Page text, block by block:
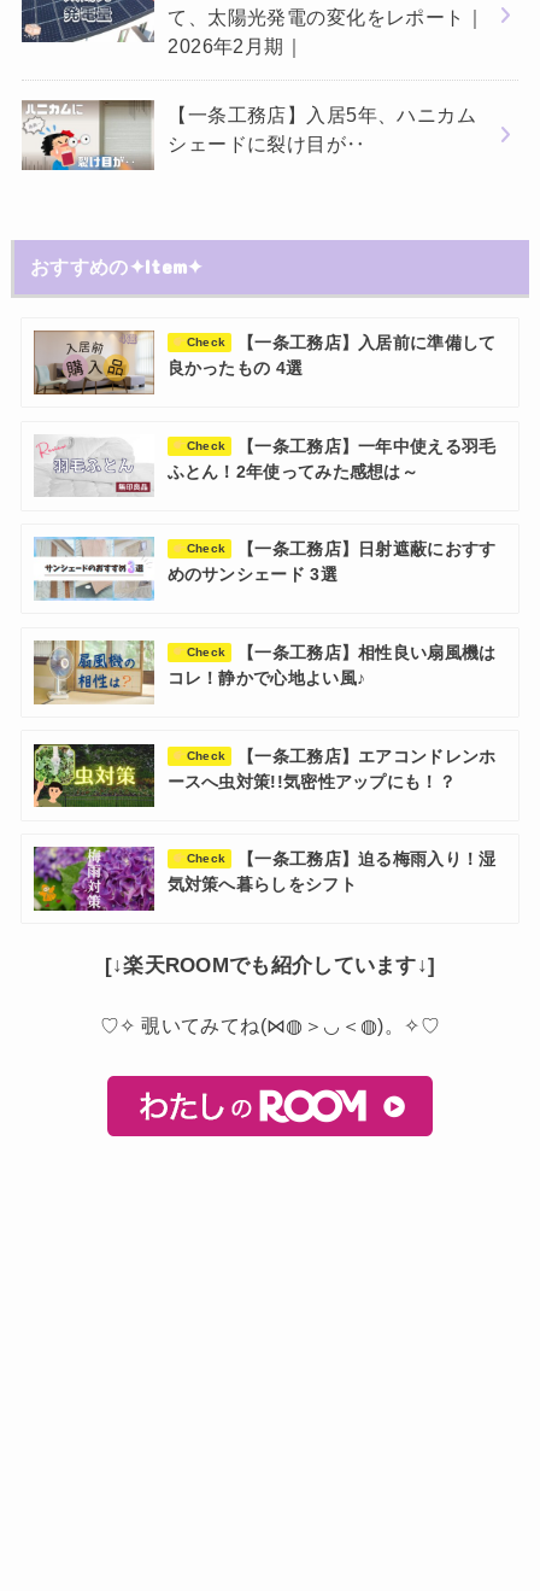
て、太陽光発電の変化をレポート｜
2026年2月期｜
【一条工務店】入居5年、ハニカム
シェードに裂け目が‥
おすすめの✦Item✦
Check
【一条工務店】入居前に準備して
良かったもの 4選
Check
【一条工務店】一年中使える羽毛
ふとん！2年使ってみた感想は～
Check
【一条工務店】日射遮蔽におすす
めのサンシェード 3選
Check
【一条工務店】相性良い扇風機は
コレ！静かで心地よい風♪
Check
【一条工務店】エアコンドレンホ
ースへ虫対策!!気密性アップにも！？
Check
【一条工務店】迫る梅雨入り！湿
気対策へ暮らしをシフト
[↓楽天ROOMでも紹介しています↓]
♡✧ 覗いてみてね(⋈◍＞◡＜◍)。✧♡